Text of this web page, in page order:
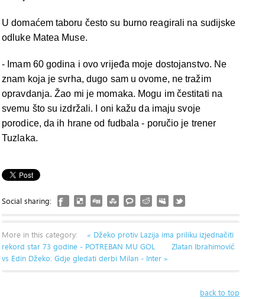
U domaćem taboru često su burno reagirali na sudijske
odluke Matea Muse.
- Imam 60 godina i ovo vrijeđa moje dostojanstvo. Ne
znam koja je svrha, dugo sam u ovome, ne tražim
opravdanja. Žao mi je momaka. Mogu im čestitati na
svemu što su izdržali. I oni kažu da imaju svoje
porodice, da ih hrane od fudbala - poručio je trener
Tuzlaka.
Social sharing:
More in this category:
« Džeko protiv Lazija ima priliku izjednačiti
rekord star 73 godine - POTREBAN MU GOL
Zlatan Ibrahimović
vs Edin Džeko: Gdje gledati derbi Milan - Inter »
back to top